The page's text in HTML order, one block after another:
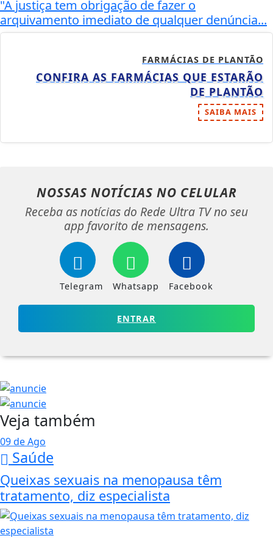
"A justiça tem obrigação de fazer o
arquivamento imediato de qualquer denúncia...
FARMÁCIAS DE PLANTÃO
CONFIRA AS FARMÁCIAS QUE ESTARÃO
DE PLANTÃO
SAIBA MAIS
NOSSAS NOTÍCIAS NO CELULAR
Receba as notícias do Rede Ultra TV no seu
app favorito de mensagens.
Telegram Whatsapp Facebook
ENTRAR
Veja também
09 de Ago
Saúde
Queixas sexuais na menopausa têm
tratamento, diz especialista